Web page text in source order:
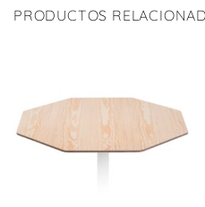
PRODUCTOS